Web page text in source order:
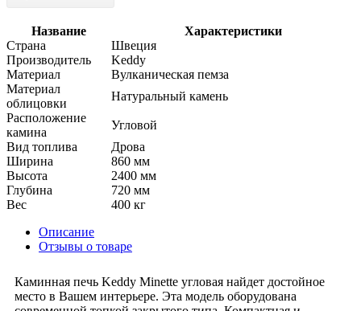
Название
Характеристики
Страна
Швеция
Производитель
Keddy
Материал
Вулканическая пемза
Материал
облицовки
Натуральный камень
Расположение
камина
Угловой
Вид топлива
Дрова
Ширина
860 мм
Высота
2400 мм
Глубина
720 мм
Вес
400 кг
Описание
Отзывы о товаре
Каминная печь Keddy Minette угловая найдет достойное
место в Вашем интерьере. Эта модель оборудована